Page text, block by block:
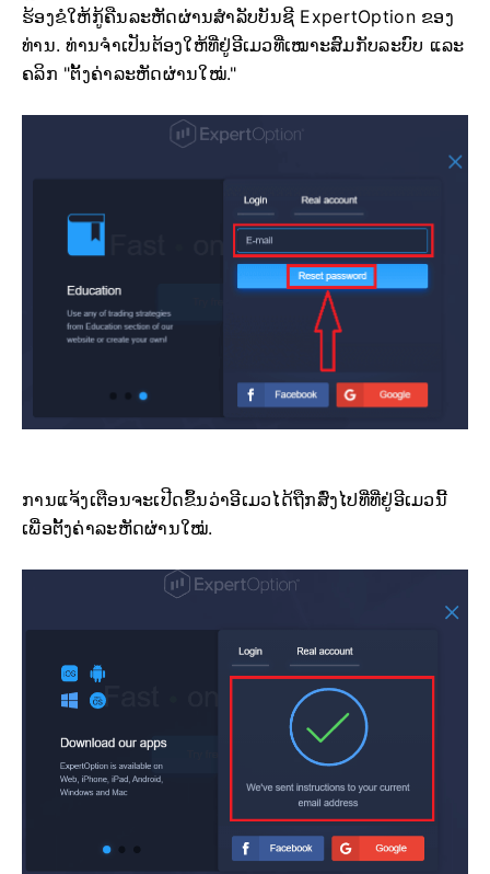
ຮ້ອງຂໍໃຫ້ກູ້ຄືນລະຫັດຜ່ານສຳລັບບັນຊີ ExpertOption ຂອງ
ທ່ານ. ທ່ານຈໍາເປັນຕ້ອງໃຫ້ທີ່ຢູ່ອີເມວທີ່ເໝາະສົມກັບລະບົບ ແລະ
ຄລິກ "ຕັ້ງຄ່າລະຫັດຜ່ານໃໝ່."
ການແຈ້ງເຕືອນຈະເປີດຂຶ້ນວ່າອີເມວໄດ້ຖືກສົ່ງໄປທີ່ທີ່ຢູ່ອີເມວນີ້
ເພື່ອຕັ້ງຄ່າລະຫັດຜ່ານໃໝ່.